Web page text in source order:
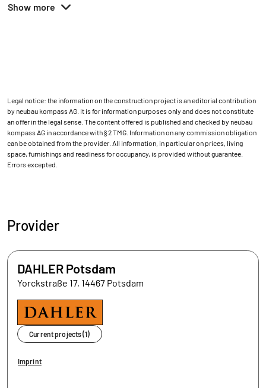
Show more
Legal notice: the information on the construction project is an editorial contribution
by neubau kompass AG. It is for information purposes only and does not constitute
an offer in the legal sense. The content offered is published and checked by neubau
kompass AG in accordance with § 2 TMG. Information on any commission obligation
can be obtained from the provider. All information, in particular on prices, living
space, furnishings and readiness for occupancy, is provided without guarantee.
Errors excepted.
Provider
DAHLER Potsdam
Yorckstraße 17, 14467 Potsdam
Current projects (1)
Imprint